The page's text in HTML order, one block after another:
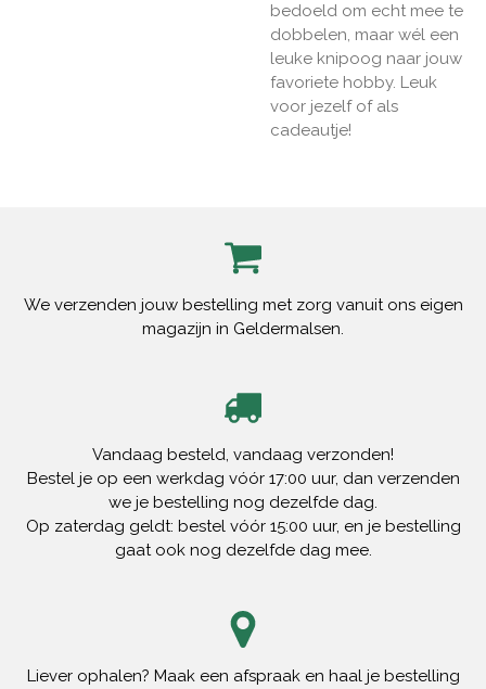
bedoeld om echt mee te
dobbelen, maar wél een
leuke knipoog naar jouw
favoriete hobby. Leuk
voor jezelf of als
cadeautje!
We verzenden jouw bestelling met zorg vanuit ons eigen
magazijn in Geldermalsen.
Vandaag besteld, vandaag verzonden!
Bestel je op een werkdag vóór 17:00 uur, dan verzenden
we je bestelling nog dezelfde dag.
Op zaterdag geldt: bestel vóór 15:00 uur, en je bestelling
gaat ook nog dezelfde dag mee.
Liever ophalen? Maak een afspraak en haal je bestelling